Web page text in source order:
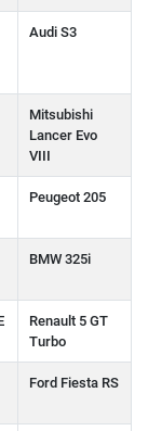
Audi S3
Mitsubishi
Lancer Evo
VIII
Peugeot 205
BMW 325i
Renault 5 GT
Turbo
Ford Fiesta RS